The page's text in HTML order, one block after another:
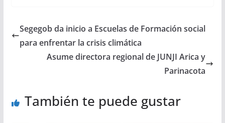
Segegob da inicio a Escuelas de Formación social
para enfrentar la crisis climática
Asume directora regional de JUNJI Arica y
Parinacota
También te puede gustar